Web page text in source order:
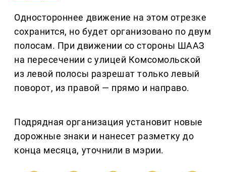
Одностороннее движение на этом отрезке
сохранится, но будет организовано по двум
полосам. При движении со стороны ШААЗ
на пересечении с улицей Комсомольской
из левой полосы разрешат только левый
поворот, из правой — прямо и направо.
Подрядная организация установит новые
дорожные знаки и нанесет разметку до
конца месяца, уточнили в мэрии.